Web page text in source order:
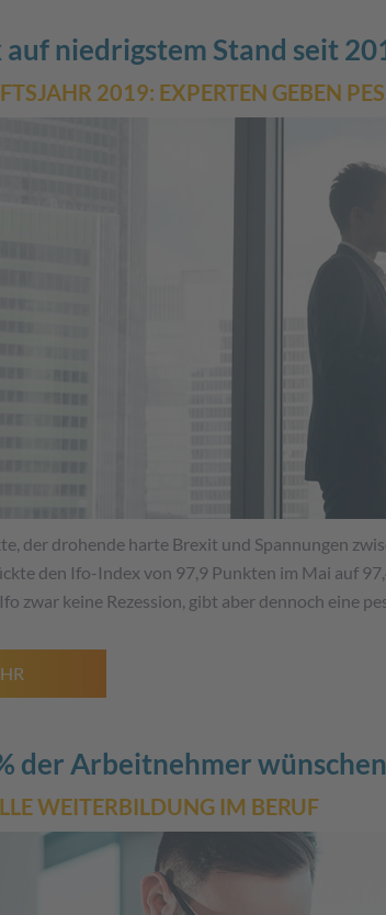
niedrigstem Stand seit
2019: EXPERTEN GEBEN
der drohende harte Brexit und Spannungen
den Ifo-Index von 97,9 Punkten im Mai auf
zwar keine Rezession, gibt aber dennoch eine
der Arbeitnehmer
WEITERBILDUNG IM BERUF